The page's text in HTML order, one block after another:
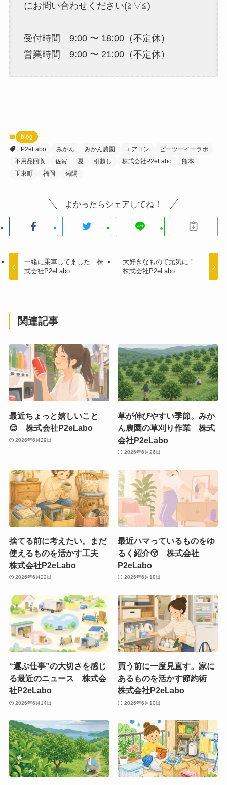
にお問い合わせください(≧▽≦)
受付時間 9:00 〜 18:00（不定休）
営業時間 9:00 〜 21:00（不定休）
blog
P2eLabo
みかん みかん農園 エアコン
ピーツーイーラボ
不用品回収
佐賀 夏 引越し 株式会社P2eLabo
熊本
玉東町
福岡 菊陽
よかったらシェアしてね！
一緒に乗車してました 株
式会社P2eLabo
大好きなもので元気に！
株式会社P2eLabo
関連記事
最近ちょっと嬉しいこと
😌 株式会社P2eLabo
2026年6月29日
草が伸びやすい季節。みか
ん農園の草刈り作業 株式
会社P2eLabo
2026年6月26日
捨てる前に考えたい。まだ
使えるものを活かす工夫
株式会社P2eLabo
2026年6月22日
最近ハマっているものをゆ
るく紹介😚 株式会社
P2eLabo
2026年6月18日
“運ぶ仕事”の大切さを感じ
る最近のニュース 株式会
社P2eLabo
2026年6月14日
買う前に一度見直す。家に
あるものを活かす節約術
株式会社P2eLabo
2026年6月10日